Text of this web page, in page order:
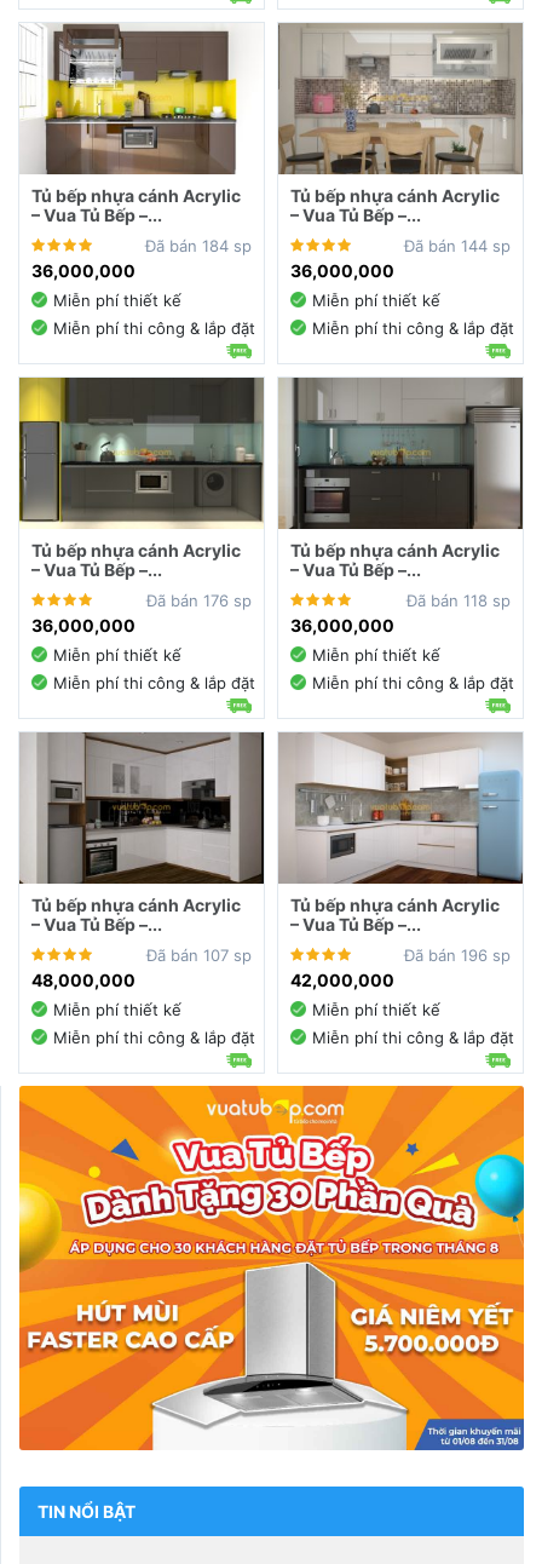
TIN NỔI BẬT
Tủ bếp nhựa cánh Acrylic
– Vua Tủ Bếp –...
Đã bán 184 sp
36,000,000
Miễn phí thiết kế
Miễn phí thi công & lắp đặt
Tủ bếp nhựa cánh Acrylic
– Vua Tủ Bếp –...
Đã bán 144 sp
36,000,000
Miễn phí thiết kế
Miễn phí thi công & lắp đặt
Tủ bếp nhựa cánh Acrylic
– Vua Tủ Bếp –...
Đã bán 176 sp
36,000,000
Miễn phí thiết kế
Miễn phí thi công & lắp đặt
Tủ bếp nhựa cánh Acrylic
– Vua Tủ Bếp –...
Đã bán 118 sp
36,000,000
Miễn phí thiết kế
Miễn phí thi công & lắp đặt
Tủ bếp nhựa cánh Acrylic
– Vua Tủ Bếp –...
Đã bán 107 sp
48,000,000
Miễn phí thiết kế
Miễn phí thi công & lắp đặt
Tủ bếp nhựa cánh Acrylic
– Vua Tủ Bếp –...
Đã bán 196 sp
42,000,000
Miễn phí thiết kế
Miễn phí thi công & lắp đặt